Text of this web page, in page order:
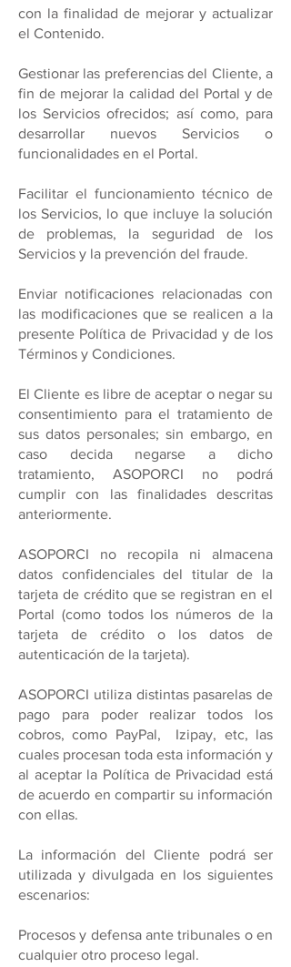
con la finalidad de mejorar y actualizar
el Contenido.
Gestionar las preferencias del Cliente, a
fin de mejorar la calidad del Portal y de
los Servicios ofrecidos; así como, para
desarrollar nuevos Servicios o
funcionalidades en el Portal.
Facilitar el funcionamiento técnico de
los Servicios, lo que incluye la solución
de problemas, la seguridad de los
Servicios y la prevención del fraude.
Enviar notificaciones relacionadas con
las modificaciones que se realicen a la
presente Política de Privacidad y de los
Términos y Condiciones.
El Cliente es libre de aceptar o negar su
consentimiento para el tratamiento de
sus datos personales; sin embargo, en
caso decida negarse a dicho
tratamiento, ASOPORCI no podrá
cumplir con las finalidades descritas
anteriormente.
ASOPORCI no recopila ni almacena
datos confidenciales del titular de la
tarjeta de crédito que se registran en el
Portal (como todos los números de la
tarjeta de crédito o los datos de
autenticación de la tarjeta).
ASOPORCI utiliza distintas pasarelas de
pago para poder realizar todos los
cobros, como PayPal, Izipay, etc, las
cuales procesan toda esta información y
al aceptar la Política de Privacidad está
de acuerdo en compartir su información
con ellas.
La información del Cliente podrá ser
utilizada y divulgada en los siguientes
escenarios:
Procesos y defensa ante tribunales o en
cualquier otro proceso legal.